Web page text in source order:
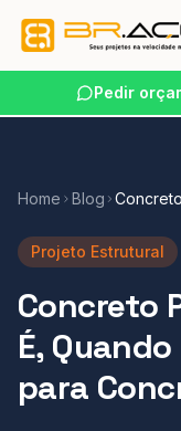
Pedir
Home Blog
Projeto Estrutural
Concreto
É,
para